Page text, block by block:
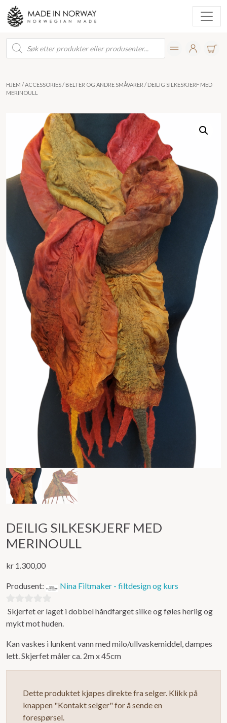
Products
search
HJEM /ACCESSORIES/ BELTER OG ANDRE SMÅVARER / DEILIG SILKESKJERF MED
MERINOULL
DEILIG SILKESKJERF MED
MERINOULL
kr 1.300,00
Produsent: Nina Filtmaker - filtdesign og kurs
0
ut
5
Skjerfet er laget i dobbel håndfarget silke og føles herlig og
mykt mot huden.
Kan vaskes i lunkent vann med milo/ullvaskemiddel, dampes
lett. Skjerfet måler ca. 2m x 45cm
Dette produktet kjøpes direkte fra selger. Klikk på
knappen "Kontakt selger" for å sende en
forespørsel.